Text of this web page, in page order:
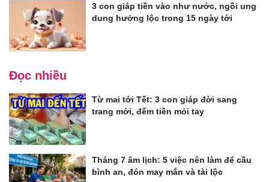
3 con giáp tiền vào như nước, ngồi ung
dung hưởng lộc trong 15 ngày tới
Đọc nhiều
Từ mai tới Tết: 3 con giáp đời sang
trang mới, đếm tiền mỏi tay
Tháng 7 âm lịch: 5 việc nên làm để cầu
bình an, đón may mắn và tài lộc